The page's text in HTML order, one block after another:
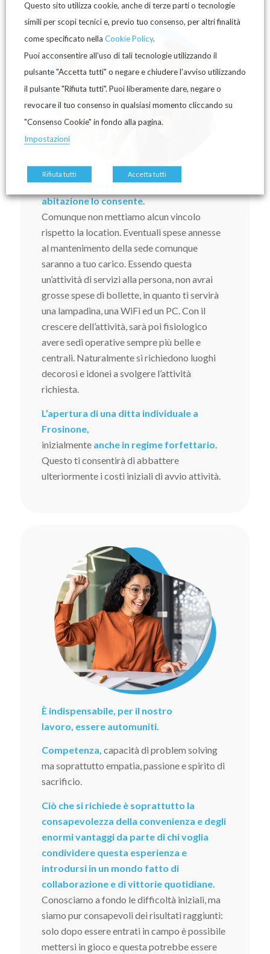
Potrai lavorare da casa se la tua
abitazione lo consente.
Comunque non mettiamo alcun vincolo
rispetto la location. Eventuali spese annesse
al mantenimento della sede comunque
saranno a tuo carico. Essendo questa
un’attività di servizi alla persona, non avrai
grosse spese di bollette, in quanto ti servirà
una lampadina, una WiFi ed un PC. Con il
crescere dell’attività, sarà poi fisiologico
avere sedi operative sempre più belle e
centrali. Naturalmente si richiedono luoghi
decorosi e idonei a svolgere l’attività
richiesta.
L’apertura di una ditta individuale a
Frosinone,
inizialmente anche in regime forfettario
Questo ti consentirà di abbattere
ulteriormente i costi iniziali di avvio attività.
È indispensabile, per il nostro
lavoro, essere automuniti.
Competenza, capacità di problem solving
ma soprattutto empatia, passione e spirito di
sacrificio.
Ciò che si richiede è soprattutto la
consapevolezza della convenienza e degli
enormi vantaggi da parte di chi voglia
condividere questa esperienza e
introdursi in un mondo fatto di
collaborazione e di vittorie quotidiane.
Conosciamo a fondo le difficoltà iniziali, ma
siamo pur consapevoli dei risultati raggiunti:
solo dopo essere entrati in campo è possibile
mettersi in gioco e questa potrebbe essere
Questo sito utilizza cookie, anche di terze parti o tecnologie
simili per scopi tecnici e, previo tuo consenso, per altri finalità
come specificato nella Cookie Policy.
Puoi acconsentire all'uso di tali tecnologie utilizzando il
pulsante "Accetta tutti" o negare e chiudere l'avviso utilizzando
il pulsante "Rifiuta tutti". Puoi liberamente dare, negare o
revocare il tuo consenso in qualsiasi momento cliccando su
"Consenso Cookie" in fondo alla pagina.
Impostazioni
Rifiuta tutti Accetta tutti